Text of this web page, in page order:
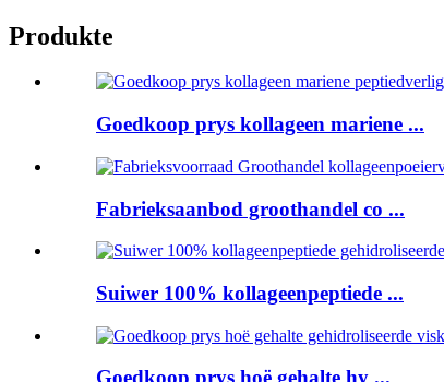
Produkte
Goedkoop prys kollageen mariene ...
Fabrieksaanbod groothandel co ...
Suiwer 100% kollageenpeptiede ...